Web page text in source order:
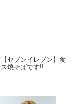
セブンイレブン】食
焼そばです!!